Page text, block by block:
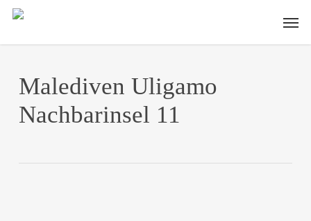
Skip
main
Malediven Uligamo
Nachbarinsel 11